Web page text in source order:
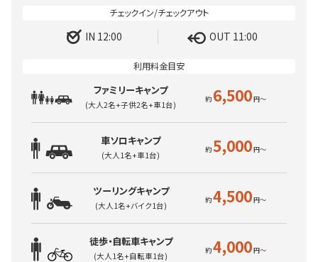
IN 12:00 OUT 11:00
ファミリーキャンプ
(大人2名+子供2名+車1台) 6,500
車ソロキャンプ
(大人1名+車1台) 5,000
ツーリングキャンプ
(大人1名+バイク1台) 4,500
徒歩・自転車キャンプ
(大人1名+自転車1台) 4,000